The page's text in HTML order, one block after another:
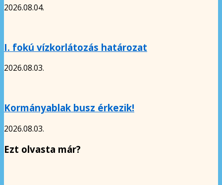
2026.08.04.
I. fokú vízkorlátozás határozat
2026.08.03.
Kormányablak busz érkezik!
2026.08.03.
Ezt olvasta már?